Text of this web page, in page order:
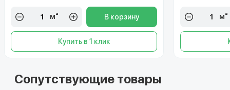
м² В корзину
Купить в 1 клик
м²
Сопутствующие товары